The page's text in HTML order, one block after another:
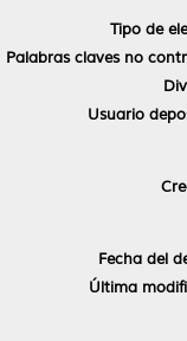
Tipo de
Palabras claves no
Usuario
Fecha del
Última